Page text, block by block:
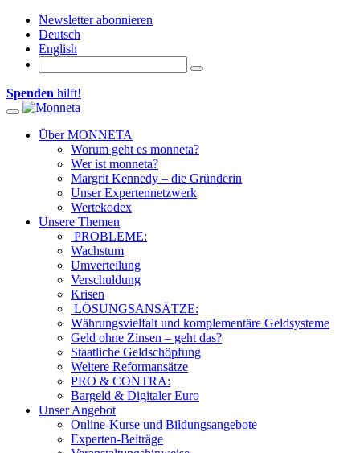
Newsletter abonnieren
Deutsch
English
Spenden hilft!
Toggle navigation
Über MONNETA
Worum geht es monneta?
Wer ist monneta?
Margrit Kennedy – die Gründerin
Unser Expertennetzwerk
Wertekodex
Unsere Themen
PROBLEME:
Wachstum
Umverteilung
Verschuldung
Krisen
LÖSUNGSANSÄTZE:
Währungsvielfalt und komplementäre Geldsysteme
Geld ohne Zinsen – geht das?
Staatliche Geldschöpfung
Weitere Reformansätze
PRO & CONTRA:
Bargeld & Digitaler Euro
Unser Angebot
Online-Kurse und Bildungsangebote
Experten-Beiträge